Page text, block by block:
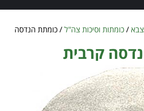
/כומתות וסיכות צה"ל/ כומתת הנדסה
קרבית